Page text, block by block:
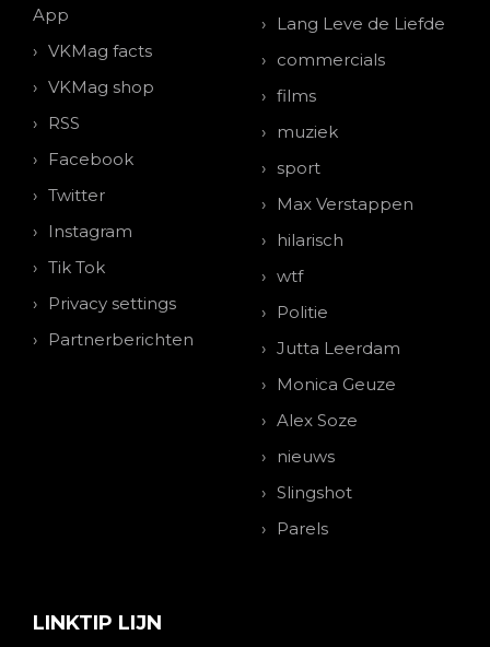
App
VKMag facts
VKMag shop
RSS
Facebook
Twitter
Instagram
Tik Tok
Privacy settings
Partnerberichten
Lang Leve de Liefde
commercials
films
muziek
sport
Max Verstappen
hilarisch
wtf
Politie
Jutta Leerdam
Monica Geuze
Alex Soze
nieuws
Slingshot
Parels
LINKTIP LIJN